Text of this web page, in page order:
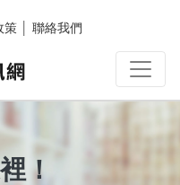
策 聯絡我們
！